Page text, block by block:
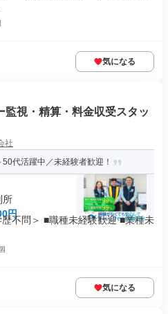
気になる
視・精算・料金収受スタッ
社
代活躍中／未経験者歓迎！
所
円
不問＞ ■職種未経験歓迎 ■業種未
気になる